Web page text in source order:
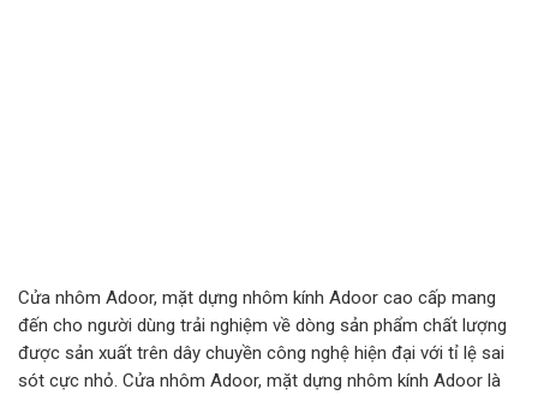
Cửa nhôm Adoor, mặt dựng nhôm kính Adoor cao cấp mang
đến cho người dùng trải nghiệm về dòng sản phẩm chất lượng
được sản xuất trên dây chuyền công nghệ hiện đại với tỉ lệ sai
sót cực nhỏ. Cửa nhôm Adoor, mặt dựng nhôm kính Adoor là